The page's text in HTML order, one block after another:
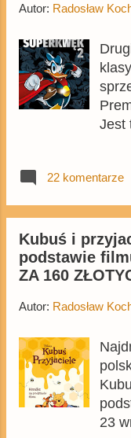
Autor: Radosław
Jest
do
22 komentarze
Kubuś i
podstawie
ZA 160
Autor: Radosław
23